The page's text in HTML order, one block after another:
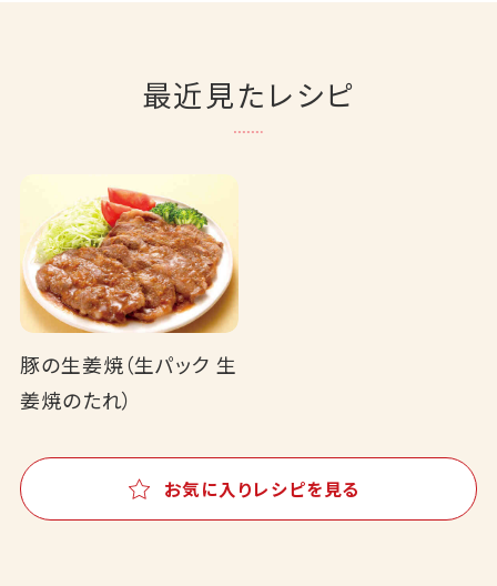
最近見たレシピ
豚の生姜焼（生パック 生
姜焼のたれ）
お気に入りレシピを見る